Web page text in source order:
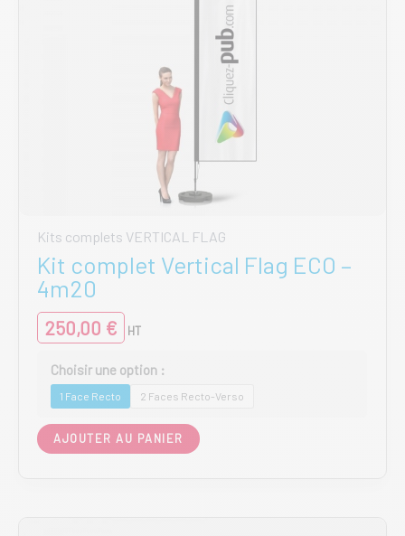
produit
Kits complets VERTICAL FLAG
Kit complet Vertical Flag ECO –
4m20
250,00 € HT
1 Face Recto 2 Faces Recto-Verso
AJOUTER AU PANIER
produit